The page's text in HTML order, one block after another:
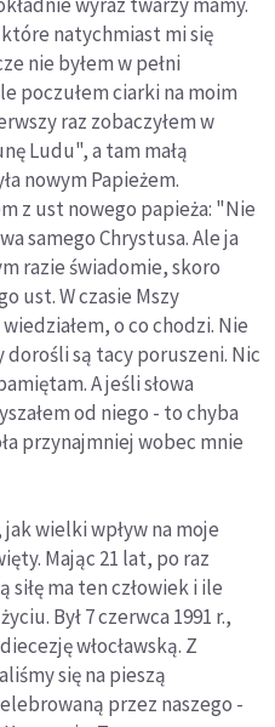
natychmiast mi się
nie byłem w pełni
poczułem ciarki na moim
raz zobaczyłem w
Ludu", a tam małą
nowym Papieżem.
z ust nowego papieża: "Nie
samego Chrystusa. Ale ja
razie świadomie, skoro
ust. W czasie Mszy
o co chodzi. Nie
są tacy poruszeni. Nic
A jeśli słowa
od niego - to chyba
przynajmniej wobec mnie
wielki wpływ na moje
Mając 21 lat, po raz
ma ten człowiek i ile
Był 7 czerwca 1991 r.,
włocławską. Z
się na pieszą
przez naszego -